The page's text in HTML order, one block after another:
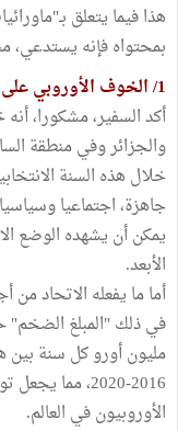
هذا فيما يتعلق
بمحتواه فإنه يستدعي،
1/ الخوف الأوروبي على تونس من تدهور الوضع في المنطقة:
أكد السفير، مشكورا،
والجزائر وفي منطقة
خلال هذه السنة
جاهزة، اجتماعيا
يمكن أن يشهده الوضع
الأبعد.
أما ما يفعله الاتحاد من
مليون أورو كل سنة بين
2016-2020،
الأوروبيون في العالم.